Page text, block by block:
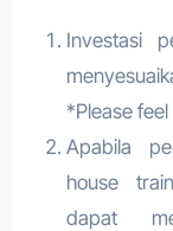
Investasi
*Please
Apabila
house
dapat